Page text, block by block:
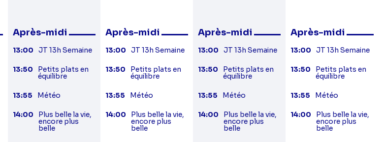
Après-midi
13:00 JT 13h Semaine
13:50 Petits plats en
équilibre
13:55 Météo
14:00 Plus belle la vie,
encore plus
belle
Après-midi
13:00 JT 13h Semaine
13:50 Petits plats en
équilibre
13:55 Météo
14:00 Plus belle la vie,
encore plus
belle
Après-midi
13:00 JT 13h Semaine
13:50 Petits plats en
équilibre
13:55 Météo
14:00 Plus belle la vie,
encore plus
belle
Après-midi
13:00 JT 13h Semaine
13:50 Petits plats en
équilibre
13:55 Météo
14:00 Plus belle la vie,
encore plus
belle